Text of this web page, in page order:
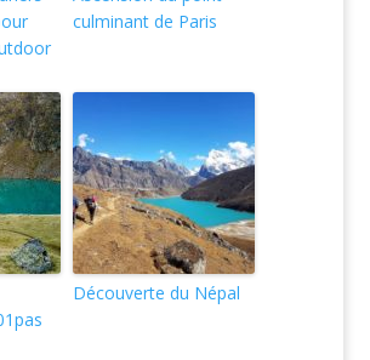
culminant de Paris
Découverte du Népal